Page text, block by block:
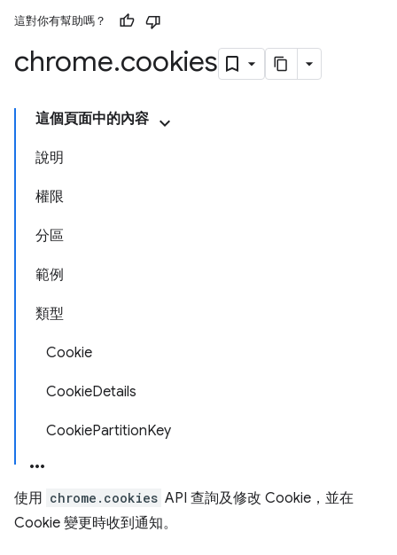
這對你有幫助嗎？
chrome.cookies
這個頁面中的內容
說明
權限
分區
範例
類型
Cookie
CookieDetails
CookiePartitionKey
使用 chrome.cookies API 查詢及修改 Cookie，並在
Cookie 變更時收到通知。